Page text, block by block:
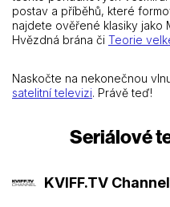
postav a příběhů, které
najdete ověřené klasiky jako
Hvězdná brána či Teorie
Naskočte na nekonečnou
satelitní televizi. Právě teď!
Seriálové
KVIFF.TV